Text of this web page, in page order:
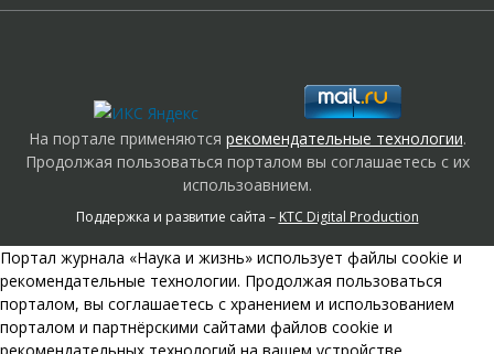
На портале применяются рекомендательные технологии.
Продолжая пользоваться порталом вы соглашаетесь с их
использоавнием.
Поддержка и развитие сайта – KTC Digital Production
Портал журнала «Наука и жизнь» использует файлы cookie и
рекомендательные технологии. Продолжая пользоваться
порталом, вы соглашаетесь с хранением и использованием
порталом и партнёрскими сайтами файлов cookie и